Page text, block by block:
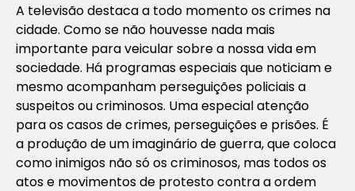
A televisão destaca a todo momento os crimes na
cidade. Como se não houvesse nada mais
importante para veicular sobre a nossa vida em
sociedade. Há programas especiais que noticiam e
mesmo acompanham perseguições policiais a
suspeitos ou criminosos. Uma especial atenção
para os casos de crimes, perseguições e prisões. É
a produção de um imaginário de guerra, que coloca
como inimigos não só os criminosos, mas todos os
atos e movimentos de protesto contra a ordem